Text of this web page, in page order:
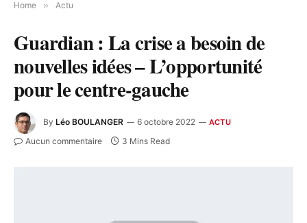
Home » Actu
Guardian : La crise a besoin de
nouvelles idées – L’opportunité
pour le centre-gauche
By Léo BOULANGER 6 octobre 2022 ACTU
Aucun commentaire 3 Mins Read